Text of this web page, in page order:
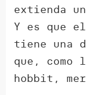
extienda
Y es que
tiene una
que, como
hobbit,